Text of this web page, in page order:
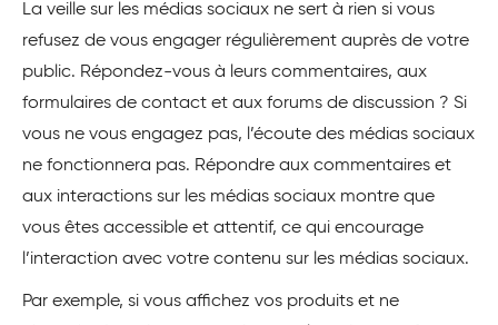
La veille sur les médias sociaux ne sert à rien si vous
refusez de vous engager régulièrement auprès de votre
public. Répondez-vous à leurs commentaires, aux
formulaires de contact et aux forums de discussion ? Si
vous ne vous engagez pas, l’écoute des médias sociaux
ne fonctionnera pas. Répondre aux commentaires et
aux interactions sur les médias sociaux montre que
vous êtes accessible et attentif, ce qui encourage
l’interaction avec votre contenu sur les médias sociaux.
Par exemple, si vous affichez vos produits et ne